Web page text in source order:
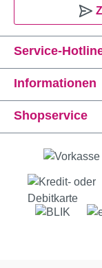
Service-
Informationen
Shopservice